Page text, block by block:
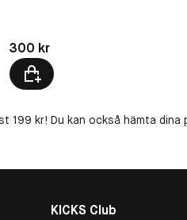
Pris: 300 kr
300 kr
199 kr! Du kan också hämta dina
KICKS Club